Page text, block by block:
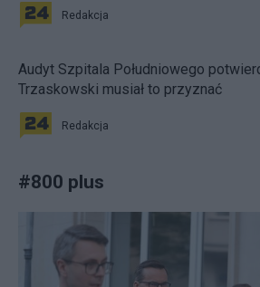
Redakcja
Audyt Szpitala Południowego
Trzaskowski musiał to przyznać
Redakcja
#800 plus